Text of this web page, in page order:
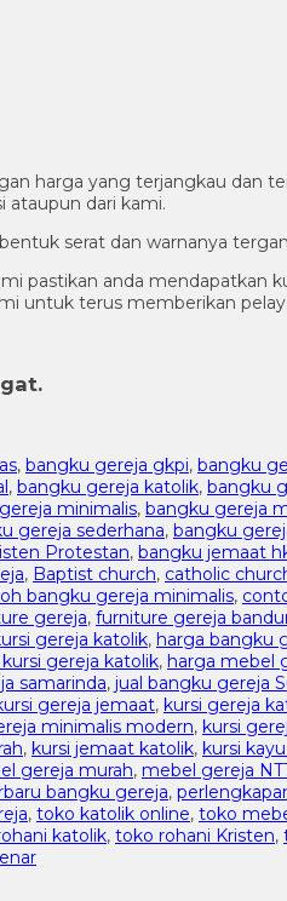
harga yang terjangkau dan
ataupun dari kami.
serat dan warnanya
pastikan anda mendapatkan
untuk terus memberikan
, bangku gereja gkpi, bangku
, bangku gereja katolik, bangku
minimalis, bangku gereja
gereja sederhana, bangku
Protestan, bangku jemaat
, Baptist church, catholic
bangku gereja minimalis,
gereja, furniture gereja
gereja katolik, harga bangku
gereja katolik, harga mebel
samarinda, jual bangku gereja
gereja jemaat, kursi gereja
minimalis modern, kursi
, kursi jemaat katolik, kursi
gereja murah, mebel gereja
bangku gereja,
, toko katolik online, toko
katolik, toko rohani Kristen,